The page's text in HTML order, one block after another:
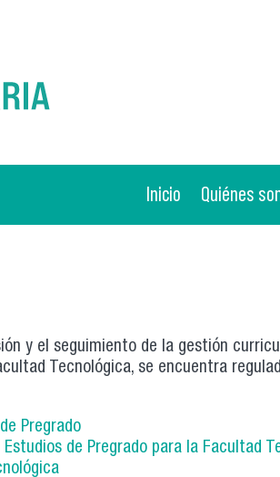
Inicio Quiénes
y el seguimiento de la gestión
Tecnológica, se encuentra
Pregrado
de Pregrado para la Facultad